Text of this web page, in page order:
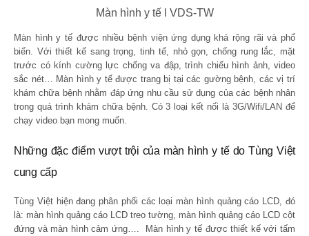
Màn hình y tế l VDS-TW
Màn hình y tế được nhiều bệnh viện ứng dụng khá rộng rãi và phổ
biến. Với thiết kế sang trọng, tinh tế, nhỏ gọn, chống rung lắc, mặt
trước có kính cường lực chống va đập, trình chiếu hình ảnh, video
sắc nét… Màn hình y tế được trang bị tại các gường bệnh, các vị trí
khám chữa bệnh nhằm đáp ứng nhu cầu sử dụng của các bệnh nhân
trong quá trình khám chữa bệnh. Có 3 loại kết nối là 3G/Wifi/LAN để
chạy video bạn mong muốn.
Những đặc điểm vượt trội của màn hình y tế do Tùng Việt
cung cấp
Tùng Việt hiện đang phân phối các loại màn hình quảng cáo LCD, đó
là: màn hình quảng cáo LCD treo tường, màn hình quảng cáo LCD cột
đứng và màn hình cảm ứng….
Màn hình y tế được thiết kế với tấm